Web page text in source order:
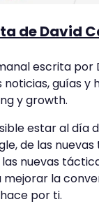
de David
escrita por
guías y
y growth.
estar al día
de las
nuevas
la
por ti.